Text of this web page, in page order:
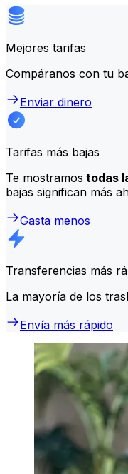
Mejores tarifas
Compáranos con tu
Enviar dinero
Tarifas más bajas
Te mostramos todas
bajas significan más
Gasta menos
Transferencias más
La mayoría de los
Envía más rápido